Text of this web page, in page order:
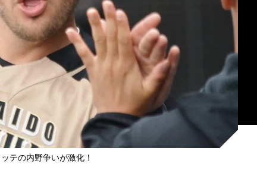
テの内野争いが激化！